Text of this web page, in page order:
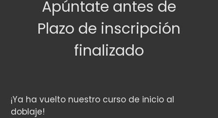
Apúntate antes de
Plazo de inscripción
finalizado
¡Ya ha vuelto nuestro curso de inicio al
doblaje!